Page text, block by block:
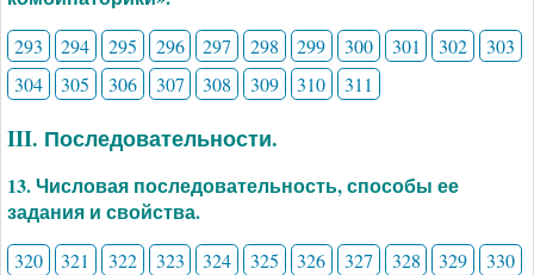
293 294 295 296 297 298 299 300 301 302
303
304
305 306 307 308 309 310 311
III. Последовательности.
13. Числовая последовательность, способы ее
задания и свойства.
320 321 322 323 324 325 326 327 328 329
330